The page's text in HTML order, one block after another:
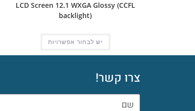
LCD Screen 12.1 WXGA Glossy (CCFL
backlight)
יש לבחור אפשרויות
צרו קשר!